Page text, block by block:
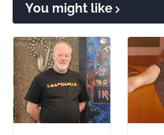
You might like